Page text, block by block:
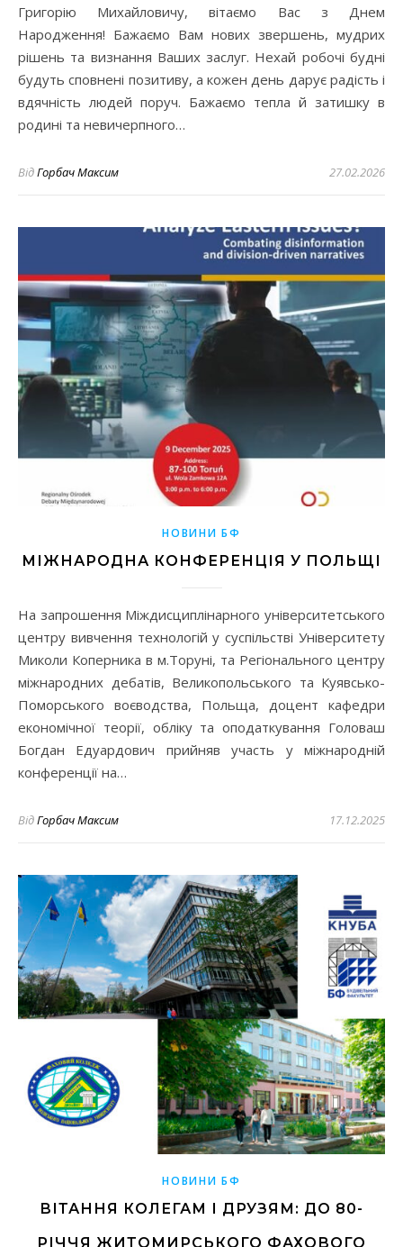
Григорію Михайловичу, вітаємо Вас з Днем
Народження! Бажаємо Вам нових звершень, мудрих
рішень та визнання Ваших заслуг. Нехай робочі будні
будуть сповнені позитиву, а кожен день дарує радість і
вдячність людей поруч. Бажаємо тепла й затишку в
родині та невичерпного…
ВідГорбач Максим 27.02.2026
НОВИНИ БФ
МІЖНАРОДНА КОНФЕРЕНЦІЯ У ПОЛЬЩІ
На запрошення Міждисциплінарного університетського
центру вивчення технологій у суспільстві Університету
Миколи Коперника в м.Торуні, та Регіонального центру
міжнародних дебатів, Великопольського та Куявсько-
Поморського воєводства, Польща, доцент кафедри
економічної теорії, обліку та оподаткування Головаш
Богдан Едуардович прийняв участь у міжнародній
конференції на…
ВідГорбач Максим 17.12.2025
НОВИНИ БФ
ВІТАННЯ КОЛЕГАМ І ДРУЗЯМ: ДО 80-
РІЧЧЯ ЖИТОМИРСЬКОГО ФАХОВОГО